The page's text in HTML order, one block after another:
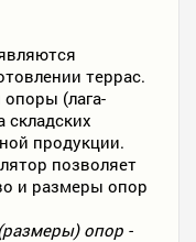
террас.
(лага-
складских
продукции.
позволяет
и размеры опор
опор -